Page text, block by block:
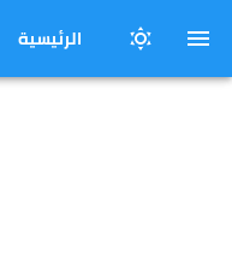
الرئيسية